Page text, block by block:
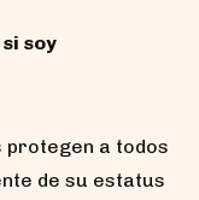
soy
protegen a todos
de su estatus